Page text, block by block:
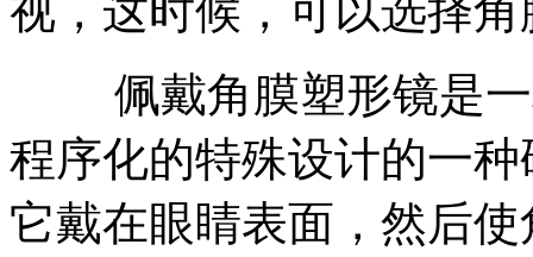
视，这时候，可以选择
佩戴角膜塑形镜是一
程序化的特殊设计的一
它戴在眼睛表面，然后